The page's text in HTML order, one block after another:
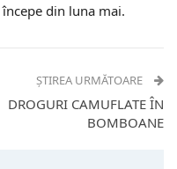
din luna mai.
ȘTIREA URMĂTOARE
DROGURI CAMUFLATE ÎN
BOMBOANE